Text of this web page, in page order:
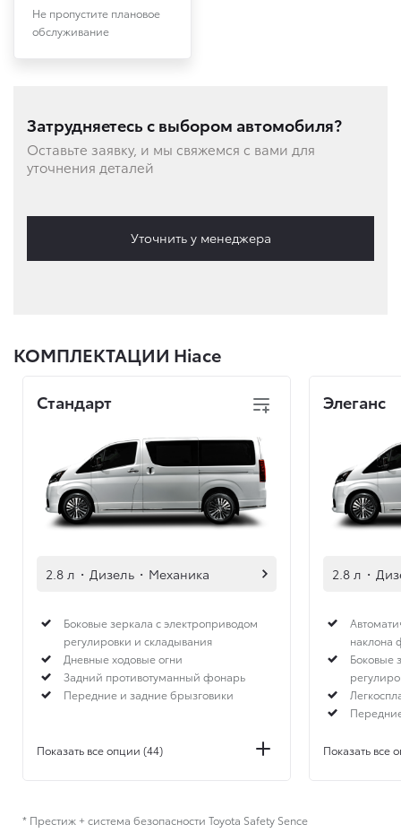
Не пропустите плановое
обслуживание
Затрудняетесь с выбором автомобиля?
Оставьте заявку, и мы свяжемся с вами для
уточнения деталей
Уточнить у менеджера
КОМПЛЕКТАЦИИ Hiace
Стандарт
2.8 л · Дизель · Механика
Боковые зеркала с электроприводом
регулировки и складывания
Дневные ходовые огни
Задний противотуманный фонарь
Передние и задние брызговики
Показать все опции (44)
Элеганс
2.8 л ·
наклона
Боковые
Показать все
* Престиж + система безопасности Toyota Safety Sence